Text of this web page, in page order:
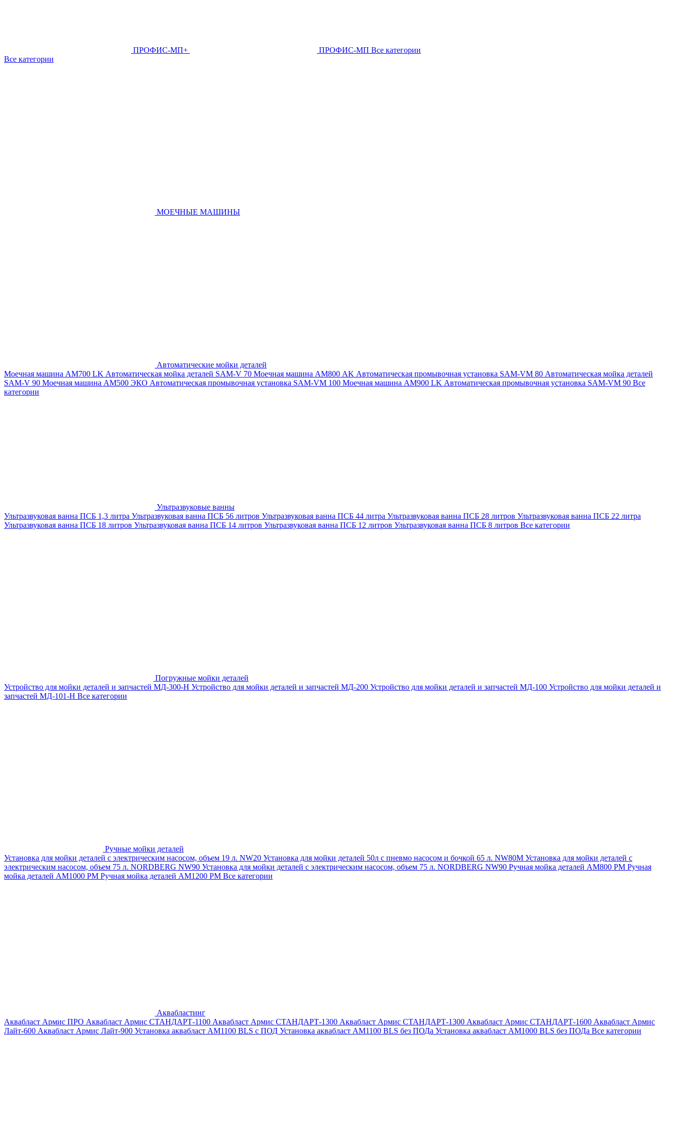
ПРОФИС-МП+ ПРОФИС-МП Все категории
Все категории
МОЕЧНЫЕ МАШИНЫ
Автоматические мойки деталей
Моечная машина AM700 LK Автоматическая мойка деталей SAM-V 70 Моечная машина АМ800 AK Автоматическая промывочная установка SAM-VM 80 Автоматическая мойка деталей
SAM-V 90 Моечная машина АМ500 ЭКО Автоматическая промывочная установка SAM-VM 100 Моечная машина AM900 LK Автоматическая промывочная установка SAM-VM 90 Все
категории
Ультразвуковые ванны
Ультразвуковая ванна ПСБ 1,3 литра Ультразвуковая ванна ПСБ 56 литров Ультразвуковая ванна ПСБ 44 литра Ультразвуковая ванна ПСБ 28 литров Ультразвуковая ванна ПСБ 22 литра
Ультразвуковая ванна ПСБ 18 литров Ультразвуковая ванна ПСБ 14 литров Ультразвуковая ванна ПСБ 12 литров Ультразвуковая ванна ПСБ 8 литров Все категории
Погружные мойки деталей
Устройство для мойки деталей и запчастей МД-300-H Устройство для мойки деталей и запчастей МД-200 Устройство для мойки деталей и запчастей МД-100 Устройство для мойки деталей и
запчастей МД-101-Н Все категории
Ручные мойки деталей
Установка для мойки деталей с электрическим насосом, объем 19 л. NW20 Установка для мойки деталей 50л с пневмо насосом и бочкой 65 л. NW80M Установка для мойки деталей с
электрическим насосом, объем 75 л. NORDBERG NW90 Установка для мойки деталей с электрическим насосом, объем 75 л. NORDBERG NW90 Ручная мойка деталей АМ800 РМ Ручная
мойка деталей АМ1000 РМ Ручная мойка деталей АМ1200 РМ Все категории
Аквабластинг
Аквабласт Армис ПРО Аквабласт Армис СТАНДАРТ-1100 Аквабласт Армис СТАНДАРТ-1300 Аквабласт Армис СТАНДАРТ-1300 Аквабласт Армис СТАНДАРТ-1600 Аквабласт Армис
Лайт-600 Аквабласт Армис Лайт-900 Установка аквабласт AM1100 BLS с ПОД Установка аквабласт AM1100 BLS без ПОДа Установка аквабласт AM1000 BLS без ПОДа Все категории